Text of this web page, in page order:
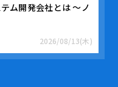
ム開発会社とは ～ノ
2026/08/13(木)